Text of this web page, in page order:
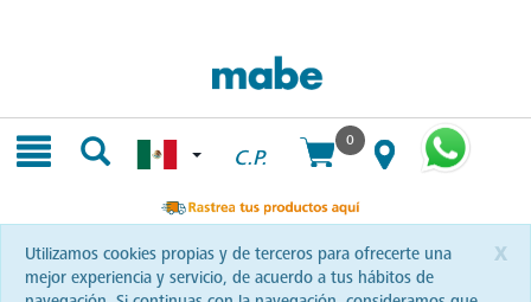
C.P.
0
x
Utilizamos cookies propias y de terceros para ofrecerte una
mejor experiencia y servicio, de acuerdo a tus hábitos de